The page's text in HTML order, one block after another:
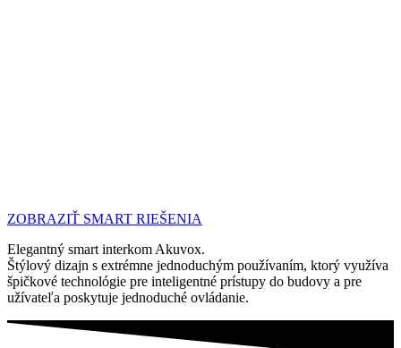
ZOBRAZIŤ SMART RIEŠENIA
Elegantný smart interkom Akuvox.
Štýlový dizajn s extrémne jednoduchým používaním, ktorý využíva
špičkové technológie pre inteligentné prístupy do budovy a pre
užívateľa poskytuje jednoduché ovládanie.